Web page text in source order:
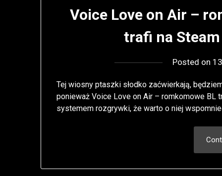
Voice Love on Air –
trafi na
Posted on
Tej wiosny ptaszki słodko zaćwierkają,
ponieważ Voice Love on Air – romkomowe BL
systemem rozgrywki, że warto o niej